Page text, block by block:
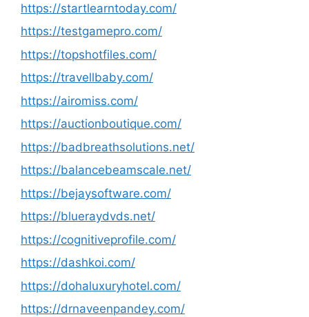
https://startlearntoday.com/
https://testgamepro.com/
https://topshotfiles.com/
https://travellbaby.com/
https://airomiss.com/
https://auctionboutique.com/
https://badbreathsolutions.net/
https://balancebeamscale.net/
https://bejaysoftware.com/
https://blueraydvds.net/
https://cognitiveprofile.com/
https://dashkoi.com/
https://dohaluxuryhotel.com/
https://drnaveenpandey.com/